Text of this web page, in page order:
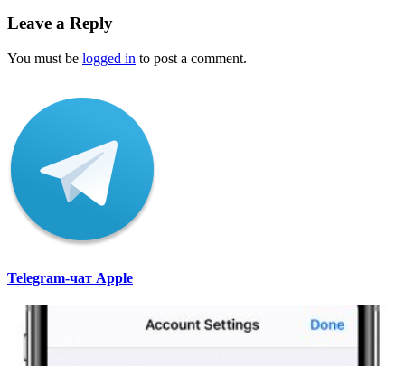
Leave a Reply
You must be logged in to post a comment.
Telegram-чат Apple